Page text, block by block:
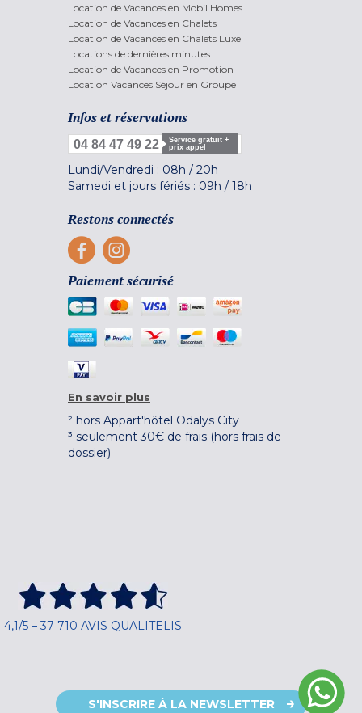
Location de Vacances en Mobil Homes
Location de Vacances en Chalets
Location de Vacances en Chalets Luxe
Locations de dernières minutes
Location de Vacances en Promotion
Location Vacances Séjour en Groupe
Infos et réservations
04 84 47 49 22
Service gratuit +
prix appel
Lundi/Vendredi : 08h / 20h
Samedi et jours fériés : 09h / 18h
Restons connectés
Paiement sécurisé
En savoir plus
² hors Appart'hôtel Odalys City
³ seulement 30€ de frais (hors frais de
dossier)
4,1/5 – 37 710 AVIS QUALITELIS
S'INSCRIRE À LA NEWSLETTER